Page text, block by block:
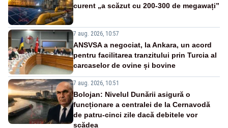
curent „a scăzut cu 200-300 de megawați”
7 aug. 2026, 10:57
ANSVSA a negociat, la Ankara, un acord
pentru facilitarea tranzitului prin Turcia al
carcaselor de ovine și bovine
7 aug. 2026, 10:51
Bolojan: Nivelul Dunării asigură o
funcționare a centralei de la Cernavodă
de patru-cinci zile dacă debitele vor
scădea